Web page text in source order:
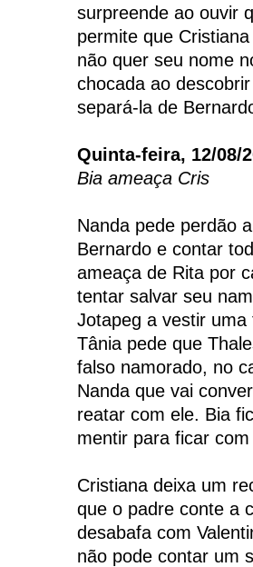
surpreende ao ouvir
permite que
não quer seu nome
chocada ao
separá-la de
Quinta-feira, 12/08/
Bia ameaça Cris
Nanda pede perdão
Bernardo e contar
ameaça de Rita por
tentar salvar seu
Jotapeg a vestir
Tânia pede que
falso namorado, no
Nanda que vai
reatar com ele. Bia
mentir para ficar
Cristiana deixa um
que o padre conte a
desabafa com
não pode contar um